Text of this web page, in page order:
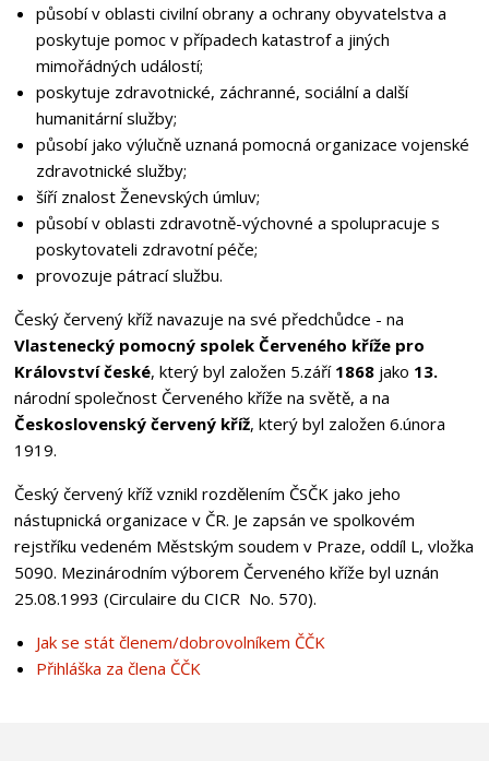
působí v oblasti civilní obrany a ochrany obyvatelstva a
poskytuje pomoc v případech katastrof a jiných
mimořádných událostí;
poskytuje zdravotnické, záchranné, sociální a další
humanitární služby;
působí jako výlučně uznaná pomocná organizace vojenské
zdravotnické služby;
šíří znalost Ženevských úmluv;
působí v oblasti zdravotně-výchovné a spolupracuje s
poskytovateli zdravotní péče;
provozuje pátrací službu.
Český červený kříž navazuje na své předchůdce - na
Vlastenecký pomocný spolek Červeného kříže pro
Království české, který byl založen 5.září 1868jako 13.
národní společnost Červeného kříže na světě, a na
Československý červený kříž, který byl založen 6.února
1919.
Český červený kříž vznikl rozdělením ČSČK jako jeho
nástupnická organizace v ČR. Je zapsán ve spolkovém
rejstříku vedeném Městským soudem v Praze, oddíl L, vložka
5090. Mezinárodním výborem Červeného kříže byl uznán
25.08.1993 (Circulaire du CICR No. 570).
Jak se stát členem/dobrovolníkem ČČK
Přihláška za člena ČČK